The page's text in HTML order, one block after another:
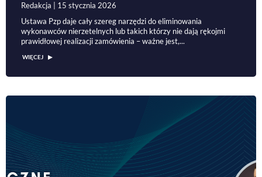
Redakcja | 15 stycznia 2026
Ustawa Pzp daje cały szereg narzędzi do eliminowania
wykonawców nierzetelnych lub takich którzy nie dają rękojmi
prawidłowej realizacji zamówienia – ważne jest,...
WIĘCEJ